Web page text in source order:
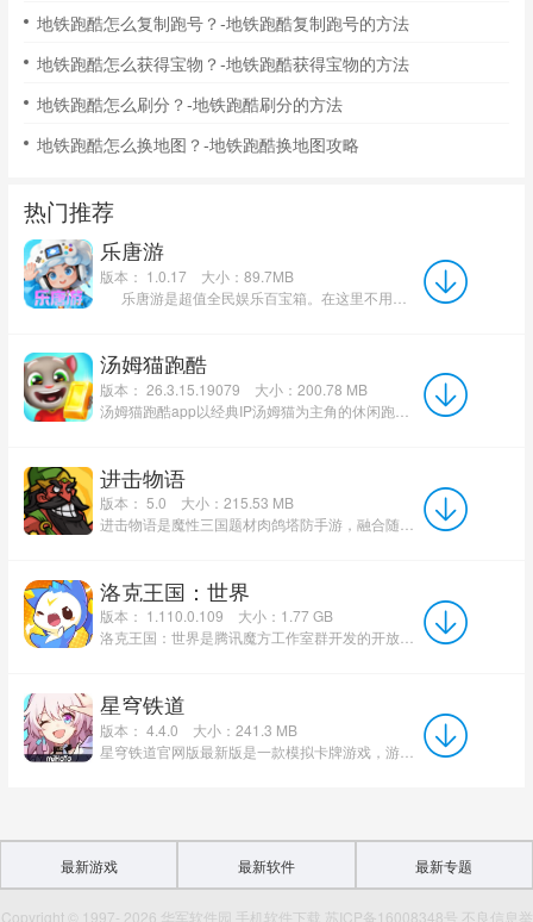
地铁跑酷怎么复制跑号？-地铁跑酷复制跑号的方法
地铁跑酷怎么获得宝物？-地铁跑酷获得宝物的方法
地铁跑酷怎么刷分？-地铁跑酷刷分的方法
地铁跑酷怎么换地图？-地铁跑酷换地图攻略
热门推荐
乐唐游
版本： 1.0.17
大小：89.7MB
汤姆猫跑酷
版本： 26.3.15.19079
大小：200.78 MB
汤姆猫跑酷app以经典IP汤姆猫为主角的休闲跑酷手游，延续同名APP角色设定，采用清新明快的Q萌画风打造沉浸式跑...
进击物语
版本： 5.0
大小：215.53 MB
洛克王国：世界
版本： 1.110.0.109
大小：1.77 GB
洛克王国：世界是腾讯魔方工作室群开发的开放世界精灵养成手游，支持安卓、iOS及PC三端数据互通。游戏以3...
星穹铁道
版本： 4.4.0
大小：241.3 MB
星穹铁道官网版最新版是一款模拟卡牌游戏，游戏将完全模拟手游星穹铁道中许愿和卡牌的几率，玩家可以在这款模...
最新游戏 最新软件 最新专题
Copyright © 1997- 2026 华军软件园 手机软件下载 苏ICP备16008348号 不良信息举